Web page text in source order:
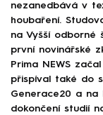
nezanedbává v
houbaření.
na Vyšší odborné
první novinářské
Prima NEWS
přispíval také do
Generace20 a na
dokončení studií